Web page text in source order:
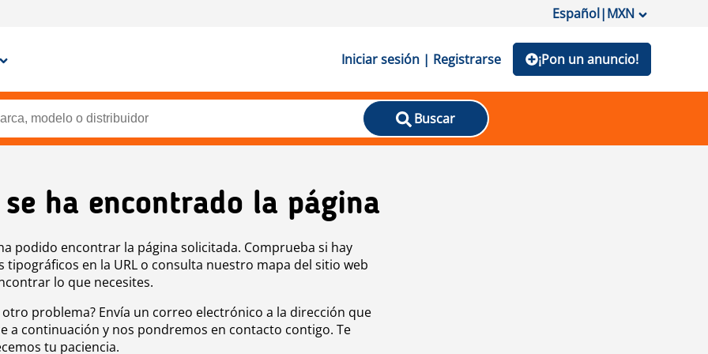
Español|MXN
Iniciar sesión | Registrarse ¡Pon un anuncio!
Buscar
se ha encontrado la página
podido encontrar la página solicitada. Comprueba si hay
tipográficos en la URL o consulta nuestro mapa del sitio web
lo que necesites.
otro problema? Envía un correo electrónico a la dirección que
a continuación y nos pondremos en contacto contigo. Te
tu paciencia.